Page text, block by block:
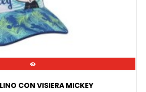

CON VISIERA MICKEY